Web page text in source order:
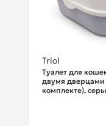
Triol
Туалет для
двумя дверцами
комплекте),